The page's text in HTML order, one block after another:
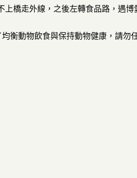
橋走外線，之後左轉食品路，遇博
衡動物飲食與保持動物健康，請勿